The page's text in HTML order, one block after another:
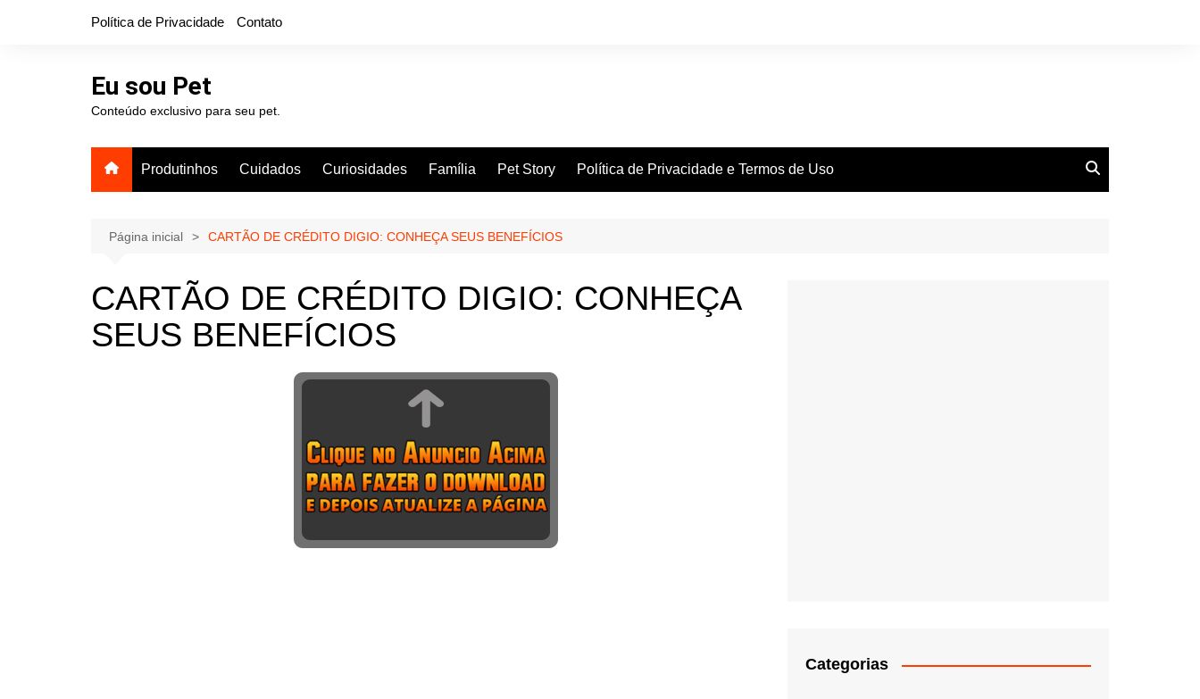
Política de Privacidade Contato
Eu sou Pet
Conteúdo exclusivo para seu pet.
Produtinhos Cuidados Curiosidades Família Pet Story Política de Privacidade e Termos de Uso
Página inicial CARTÃO DE CRÉDITO DIGIO: CONHEÇA SEUS BENEFÍCIOS
CARTÃO DE CRÉDITO DIGIO: CONHEÇA
SEUS BENEFÍCIOS
Categorias